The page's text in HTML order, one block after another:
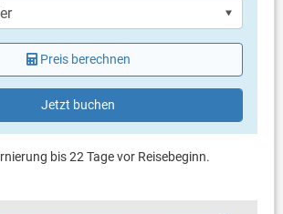
20 m²
auf dem Grundstück
Preis inklusive
gleichen Haus
Preis berechnen
Jetzt buchen
bis 22 Tage vor Reisebeginn.